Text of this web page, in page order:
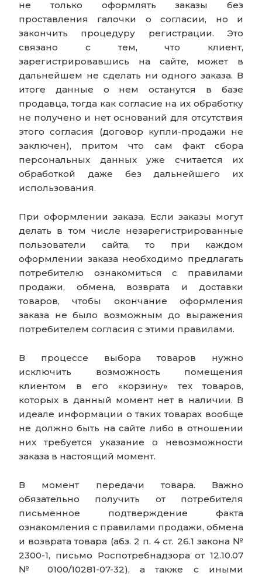
не только оформлять заказы без
проставления галочки о согласии, но и
закончить процедуру регистрации. Это
связано с тем, что клиент,
зарегистрировавшись на сайте, может в
дальнейшем не сделать ни одного заказа. В
итоге данные о нем останутся в базе
продавца, тогда как согласие на их обработку
не получено и нет оснований для отсутствия
этого согласия (договор купли-продажи не
заключен), притом что сам факт сбора
персональных данных уже считается их
обработкой даже без дальнейшего их
использования.
При оформлении заказа. Если заказы могут
делать в том числе незарегистрированные
пользователи сайта, то при каждом
оформлении заказа необходимо предлагать
потребителю ознакомиться с правилами
продажи, обмена, возврата и доставки
товаров, чтобы окончание оформления
заказа не было возможным до выражения
потребителем согласия с этими правилами.
В процессе выбора товаров нужно
исключить возможность помещения
клиентом в его «корзину» тех товаров,
которых в данный момент нет в наличии. В
идеале информации о таких товарах вообще
не должно быть на сайте либо в отношении
них требуется указание о невозможности
заказа в настоящий момент.
В момент передачи товара. Важно
обязательно получить от потребителя
письменное подтверждение факта
ознакомления с правилами продажи, обмена
и возврата товара (абз. 2 п. 4 ст. 26.1 закона №
2300-1, письмо Роспотребнадзора от 12.10.07
№ 0100/10281-07-32), а также с иными